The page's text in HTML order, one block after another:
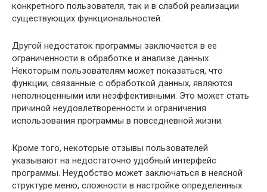
конкретного пользователя, так и в слабой реализации
существующих функциональностей.
Другой недостаток программы заключается в ее
ограниченности в обработке и анализе данных.
Некоторым пользователям может показаться, что
функции, связанные с обработкой данных, являются
неполноценными или неэффективными. Это может стать
причиной неудовлетворенности и ограничения
использования программы в повседневной жизни.
Кроме того, некоторые отзывы пользователей
указывают на недостаточно удобный интерфейс
программы. Неудобство может заключаться в неясной
структуре меню, сложности в настройке определенных